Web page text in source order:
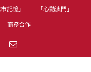
市記憶」
「心動澳門」
商務合作
Email